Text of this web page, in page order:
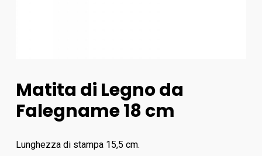
Matita di Legno da
Falegname 18 cm
Lunghezza di stampa 15,5 cm.